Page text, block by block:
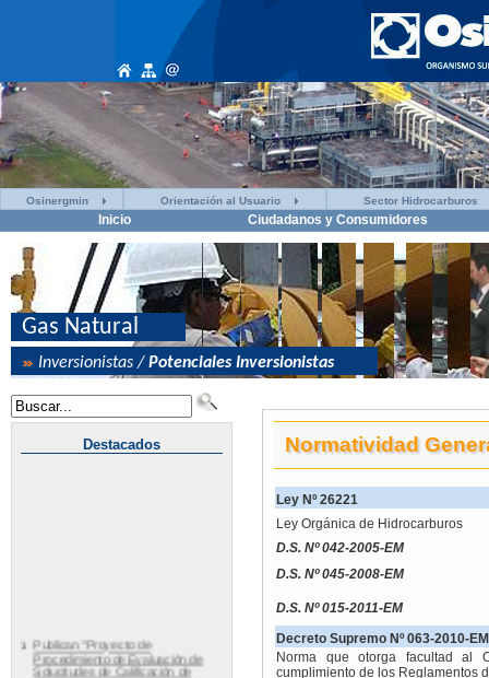
Osinergmin Orientación al Usuario Sector Hidrocarburos
Inicio Ciudadanos y Consumidores